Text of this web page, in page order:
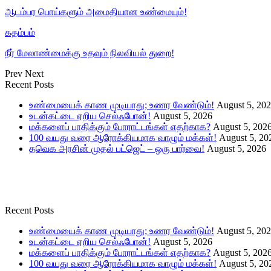
ஆடம்பர பொய்களும் அமைதியான உண்மையும்!
கதம்பம்
நீர் மேலாண்மைக்கு உதவும் நிலவியல் துறை!
Prev Next
Recent Posts
உண்மையைக் காண முடியாது; உணர வேண்டும்! August 5,
உடன்கட்டை ஏறிய செல்ஃபோன்! August 5, 2026
மக்களைப் பாதிக்கும் போராட்டங்கள் எதற்காக? August 5,
100 வயது வரை ஆரோக்கியமாக வாழும் மக்கள்! August 5,
தவெக அரசின் முதல் பட்ஜெட் – ஒரு பார்வை! August 5, 2026
Recent Posts
உண்மையைக் காண முடியாது; உணர வேண்டும்! August 5,
உடன்கட்டை ஏறிய செல்ஃபோன்! August 5, 2026
மக்களைப் பாதிக்கும் போராட்டங்கள் எதற்காக? August 5,
100 வயது வரை ஆரோக்கியமாக வாழும் மக்கள்! August 5,